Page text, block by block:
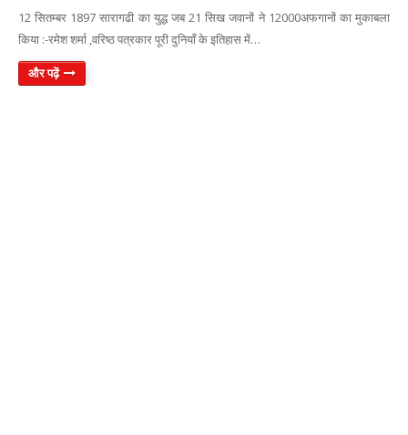
12 सितम्बर 1897 सारागढी का युद्ध जब 21 सिख जवानों ने 12000अफगानों का मुकाबला
किया :-रमेश शर्मा ,वरिष्ठ पत्रकार पूरी दुनियाँ के इतिहास में…
और पढ़ें